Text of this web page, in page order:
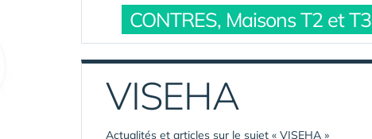
CONTRES, Maisons T2 et T3
VISEHA
Actualités et articles sur le sujet « VISEHA »